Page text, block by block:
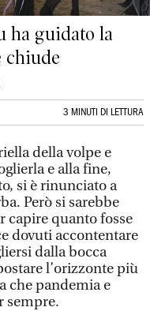
ha guidato la
chiude
3 MINUTI DI LETTURA
della volpe e
e alla fine,
si è rinunciato a
Però si sarebbe
capire quanto fosse
dovuti accontentare
dalla bocca
l’orizzonte più
che pandemia e
sempre.